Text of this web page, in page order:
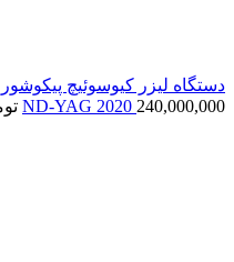
دستگاه لیزر کیوسوئیچ
ND-YAG 2020 240,000,000